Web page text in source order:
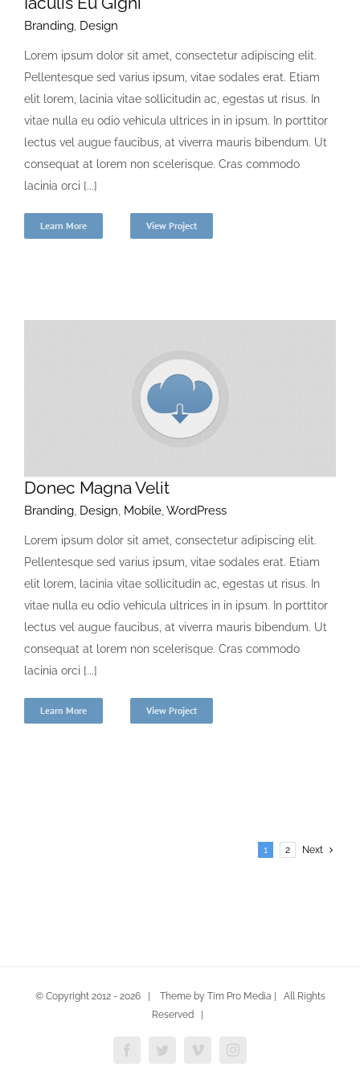
Branding, Design
Lorem ipsum dolor sit amet, consectetur adipiscing elit.
Pellentesque sed varius ipsum, vitae sodales erat. Etiam
elit lorem, lacinia vitae sollicitudin ac, egestas ut risus. In
vitae nulla eu odio vehicula ultrices in in ipsum. In porttitor
lectus vel augue faucibus, at viverra mauris bibendum. Ut
consequat at lorem non scelerisque. Cras commodo
lacinia orci [...]
Learn More View Project
Donec Magna Velit
Branding, Design, Mobile,WordPress
Lorem ipsum dolor sit amet, consectetur adipiscing elit.
Pellentesque sed varius ipsum, vitae sodales erat. Etiam
elit lorem, lacinia vitae sollicitudin ac, egestas ut risus. In
vitae nulla eu odio vehicula ultrices in in ipsum. In porttitor
lectus vel augue faucibus, at viverra mauris bibendum. Ut
consequat at lorem non scelerisque. Cras commodo
lacinia orci [...]
Learn More View Project
1 2 Next
© Copyright 2012 - 2026 | Theme by Tim Pro Media | All Rights
Reserved |
FacebookTwitterVimeoInstagram